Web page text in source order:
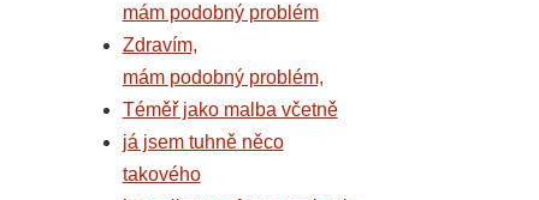
mám podobný problém
Zdravím,
mám podobný problém,
Téměř jako malba včetně
já jsem tuhně něco
takového